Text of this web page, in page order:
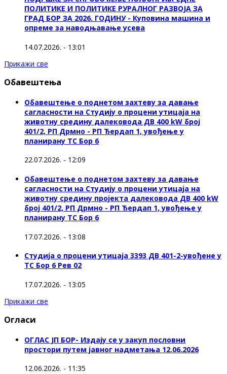
ПОЛИТИКЕ И ПОЛИТИКЕ РУРАЛНОГ РАЗВОЈА ЗА
ГРАД БОР ЗА 2026. ГОДИНУ - Куповина машина и
опреме за наводњавање усева
14.07.2026. - 13:01
Прикажи све
Обавештења
Обавештење о поднетом захтеву за давање
сагласности на Студију о процени утицаја на
животну средину далековода ДВ 400 kW број
401/2, РП Дрмно - РП Ђердап 1, увођење у
планирану ТС Бор 6
22.07.2026. - 12:09
Обавештење о поднетом захтеву за давање
сагласности на Студију о процени утицаја на
животну средину пројекта далековода ДВ 400 kW
број 401/2, РП Дрмно - РП Ђердап 1, увођење у
планирану ТС Бор 6
17.07.2026. - 13:08
Студија о процени утицаја 3393 ДВ 401-2-увођене у
ТС Бор 6 Рев 02
17.07.2026. - 13:05
Прикажи све
Огласи
ОГЛАС ЈП БОР- Издају се у закуп пословни
простори путем јавног надметања 12.06.2026
12.06.2026. - 11:35